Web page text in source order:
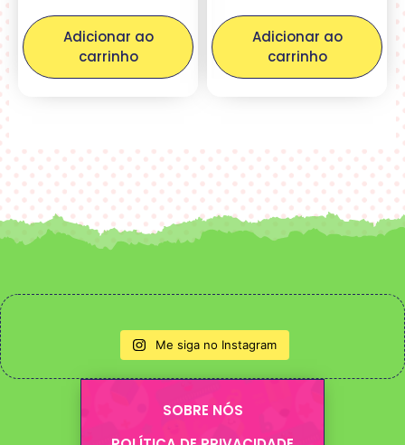
Adicionar ao
carrinho
Adicionar ao
carrinho
Me siga no Instagram
SOBRE NÓS